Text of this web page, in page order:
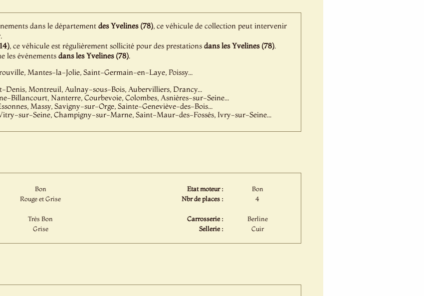
dans le département des Yvelines (78), ce véhicule de collection peut intervenir
, ce véhicule est régulièrement sollicité pour des prestations dans les Yvelines (78).
les événements dans les Yvelines (78).
Mantes-la-Jolie, Saint-Germain-en-Laye, Poissy...
Denis, Montreuil, Aulnay-sous-Bois, Aubervilliers, Drancy...
Billancourt, Nanterre, Courbevoie, Colombes, Asnières-sur-Seine...
Massy, Savigny-sur-Orge, Sainte-Geneviève-des-Bois...
sur-Seine, Champigny-sur-Marne, Saint-Maur-des-Fossés, Ivry-sur-Seine...
Bon
Rouge et Grise
Très Bon
Grise
Etat moteur :
Bon
Nbr de places :
4
Carrosserie :
Berline
Sellerie :
Cuir